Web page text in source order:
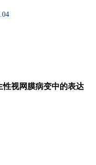
性视网膜病变中的表达